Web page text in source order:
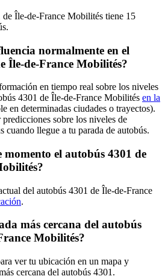
Île-de-France Mobilités tiene 15
normalmente en el
Île-de-France Mobilités?
en tiempo real sobre los niveles
4301 de Île-de-France Mobilités en la
en determinadas ciudades o trayectos).
sobre los niveles de
cuando llegue a tu parada de autobús.
momento el autobús 4301 de
del autobús 4301 de Île-de-France
.
más cercana del autobús
Mobilités?
ver tu ubicación en un mapa y
cercana del autobús 4301.